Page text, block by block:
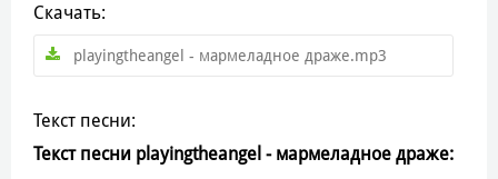
Скачать:
playingtheangel - мармеладное драже.mp3
Текст песни:
Текст песни playingtheangel - мармеладное драже: